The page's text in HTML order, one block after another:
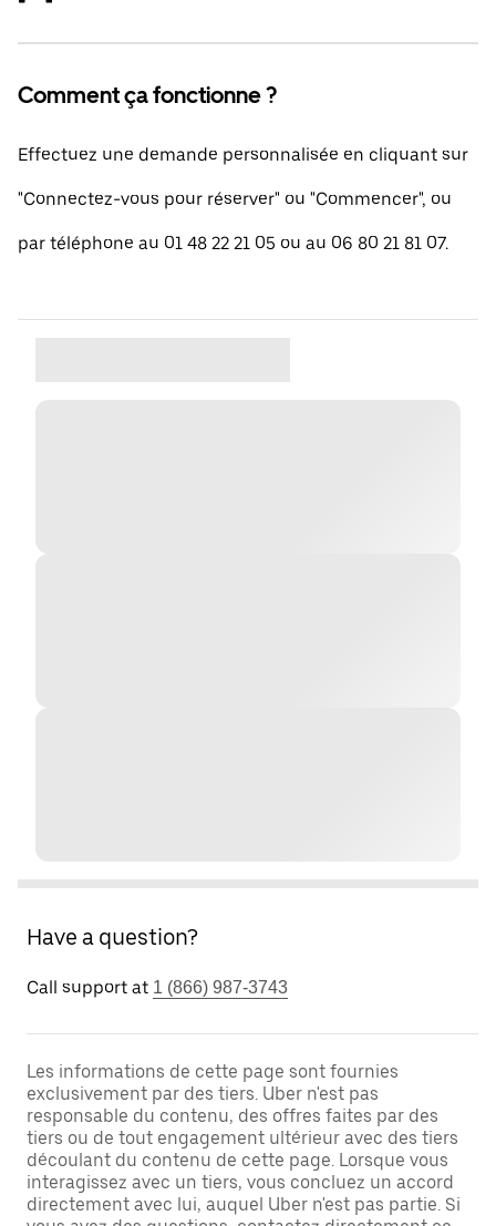
Comment ça fonctionne ?
Effectuez une demande personnalisée en cliquant sur
"Connectez-vous pour réserver" ou "Commencer", ou
par téléphone au 01 48 22 21 05 ou au 06 80 21 81 07.
Have a question?
Call support at 1 (866) 987-3743
Les informations de cette page sont fournies
exclusivement par des tiers. Uber n'est pas
responsable du contenu, des offres faites par des
tiers ou de tout engagement ultérieur avec des tiers
découlant du contenu de cette page. Lorsque vous
interagissez avec un tiers, vous concluez un accord
directement avec lui, auquel Uber n'est pas partie. Si